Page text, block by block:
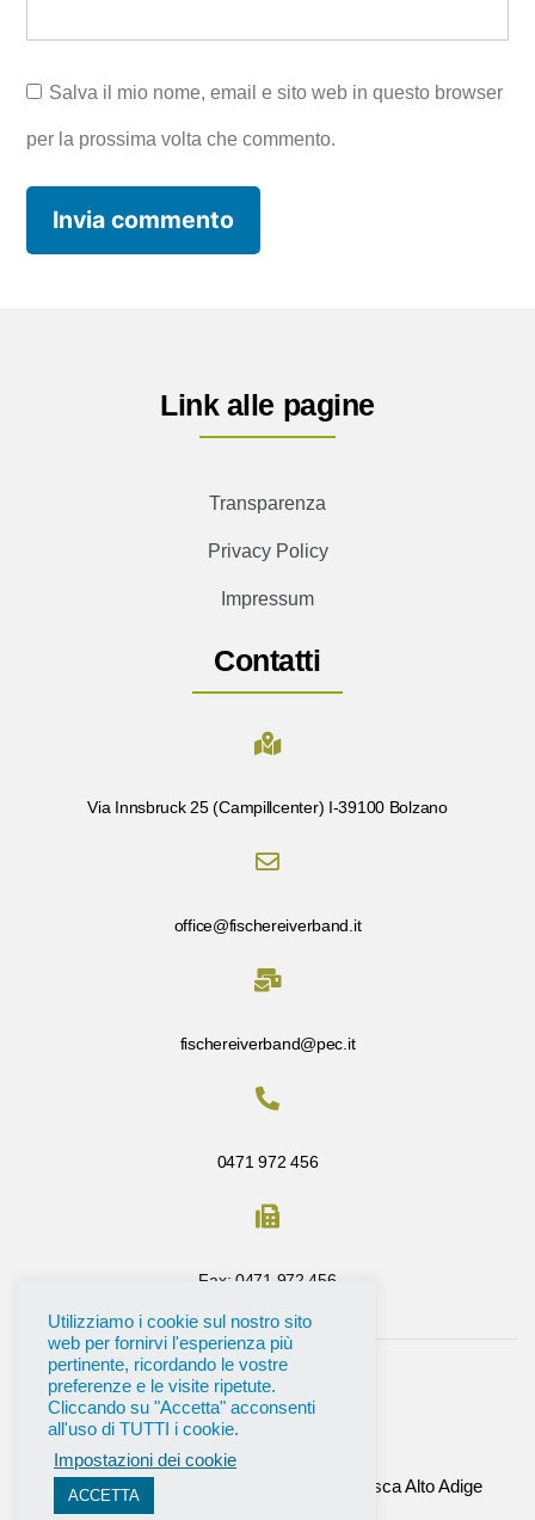
Salva il mio nome, email e sito web in questo browser
per la prossima volta che commento.
Link alle pagine
Transparenza
Privacy Policy
Impressum
Contatti
Via Innsbruck 25 (Campillcenter) I-39100 Bolzano
office@fischereiverband.it
fischereiverband@pec.it
0471 972 456
Fax: 0471 972 456
2026Tutti i diritti riservati All’ Unione Pesca Alto Adige
Utilizziamo i cookie sul nostro sito
web per fornirvi l'esperienza più
pertinente, ricordando le vostre
preferenze e le visite ripetute.
Cliccando su "Accetta" acconsenti
all'uso di TUTTI i cookie.
Impostazioni dei cookie
ACCETTA